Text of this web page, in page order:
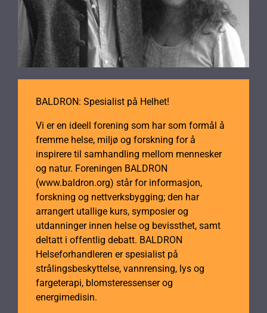
BALDRON: Spesialist på Helhet!
Vi er en ideell forening som har som formål å
fremme helse, miljø og forskning for å
inspirere til samhandling mellom mennesker
og natur. Foreningen BALDRON
(www.baldron.org) står for informasjon,
forskning og nettverksbygging; den har
arrangert utallige kurs, symposier og
utdanninger innen helse og bevissthet, samt
deltatt i offentlig debatt. BALDRON
Helseforhandleren er spesialist på
strålingsbeskyttelse, vannrensing, lys og
fargeterapi, blomsteressenser og
energimedisin.